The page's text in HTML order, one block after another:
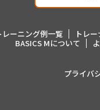
レーニング例一覧 トレ
BASICS Mについて
プライバ